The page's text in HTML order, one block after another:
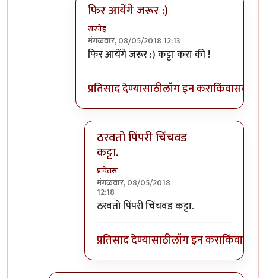
फिर आयेंगे जरूर :)
सस्नेह
मंगळवार, 08/05/2018 12:13
In reply toभारी मिळतेbyप्रचेतस
फिर आयेंगे जरूर :) कट्टा करा की !
प्रतिसाद देण्यासाठीलॉग इन कराकिंवासदस्य
ठरवतो पिंपरी चिंचवड
कट्टा.
प्रचेतस
मंगळवार, 08/05/2018
12:18
In reply toफिर आयेंगे जरूर :)
ठरवतो पिंपरी चिंचवड कट्टा.
प्रतिसाद देण्यासाठीलॉग इन कराकिंवा